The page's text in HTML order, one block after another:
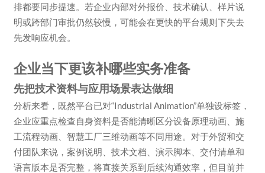
排都要同步提速。若企业内部对外报价、技术确认、样片说
明或跨部门审批仍然较慢，可能会在更快的平台规则下失去
先发响应机会。
企业当下更该补哪些实务准备
先把技术资料与应用场景表达做细
分析来看，既然平台已对“Industrial Animation”单独设标签，
企业应重点检查自身资料是否能清晰区分设备原理动画、施
工流程动画、智慧工厂三维动画等不同用途。对于外贸和交
付团队来说，案例说明、技术文档、演示脚本、交付清单和
语言版本是否完整，将直接关系到后续沟通效率，但目前并